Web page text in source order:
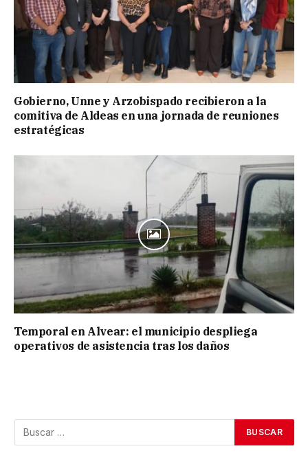
Gobierno, Unne y Arzobispado recibieron a la
comitiva de Aldeas en una jornada de reuniones
estratégicas
Temporal en Alvear: el municipio despliega
operativos de asistencia tras los daños